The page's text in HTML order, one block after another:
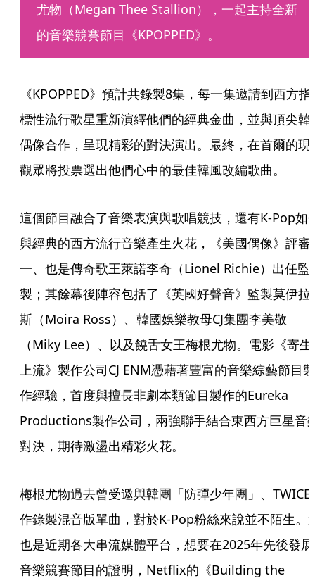
尤物（Megan Thee Stallion），一起主持全新
的音樂競賽節目《KPOPPED》。
《KPOPPED》預計共錄製8集，每一集邀請到西方指
標性流行歌星重新演繹他們的經典金曲，並與頂尖韓
偶像合作，呈現精彩的對決演出。最終，在首爾的現
觀眾將投票選出他們心中的最佳韓風改編歌曲。
這個節目融合了音樂表演與歌唱競技，還有K-Pop如
與經典的西方流行音樂產生火花，《美國偶像》評審
一、也是傳奇歌王萊諾李奇（Lionel Richie）出任監
製；其餘幕後陣容包括了《英國好聲音》監製莫伊拉
斯（Moira Ross）、韓國娛樂教母CJ集團李美敬
（Miky Lee）、以及饒舌女王梅根尤物。電影《寄生
上流》製作公司CJ ENM憑藉著豐富的音樂綜藝節目製
作經驗，首度與擅長非劇本類節目製作的Eureka
Productions製作公司，兩強聯手結合東西方巨星音
對決，期待激盪出精彩火花。
梅根尤物過去曾受邀與韓團「防彈少年團」、TWICE
作錄製混音版單曲，對於K-Pop粉絲來說並不陌生。
也是近期各大串流媒體平台，想要在2025年先後發展
音樂競賽節目的證明，Netflix的《Building the